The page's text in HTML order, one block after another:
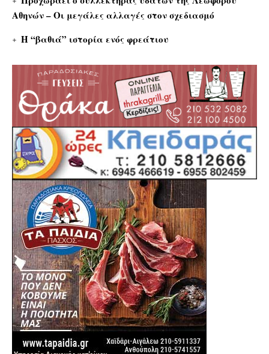
Αθηνών – Οι μεγάλες αλλαγές στον σχεδιασμό
Η “βαθιά” ιστορία ενός φρεάτιου